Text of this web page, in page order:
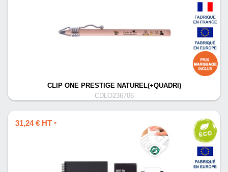
CLIP ONE PRESTIGE NATUREL(+QUADRI)
CDLO236706
31,24 € HT *